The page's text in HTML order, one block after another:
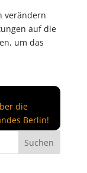
verändern
auf die
um das
die
Berlin!